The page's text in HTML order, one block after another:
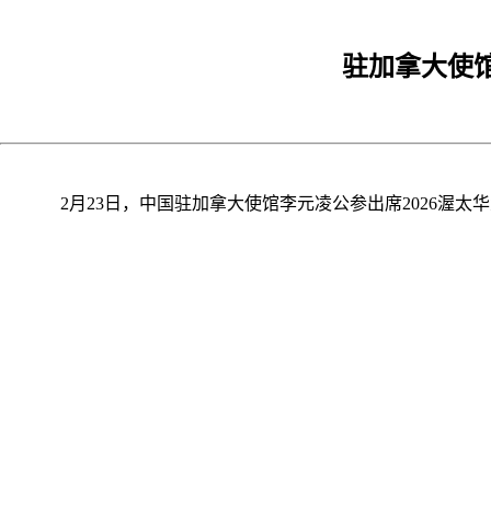
驻加拿大使
2月23日，中国驻加拿大使馆李元凌公参出席2026渥太